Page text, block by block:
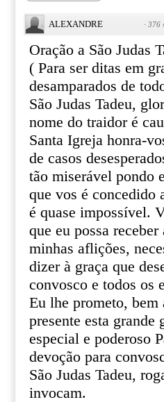
ALEXANDRE · 376
Oração a São Judas
( Para ser ditas em
desamparados de
São Judas Tadeu,
nome do traidor é
Santa Igreja honra-
de casos
tão miserável pondo
que vos é concedido
é quase impossível.
que eu possa
minhas aflições,
dizer à graça que
convosco e todos os
Eu lhe prometo, bem
presente esta grande
especial e poderoso
devoção para
São Judas Tadeu,
invocam.